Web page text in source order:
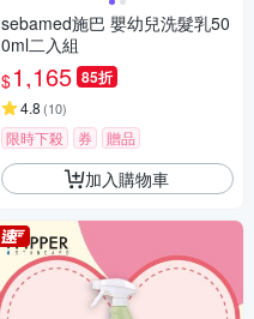
sebamed施巴 嬰幼兒洗髮乳50
0ml二入組
$1,165 85折
4.8 (10)
限時下殺 券 贈品
加入購物車